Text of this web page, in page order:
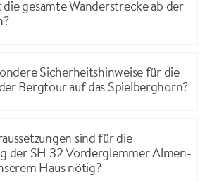
die gesamte Wanderstrecke ab der
Sicherheitshinweise für die
Bergtour auf das Spielberghorn?
sind für die
der SH 32 Vorderglemmer Almen-
Haus nötig?